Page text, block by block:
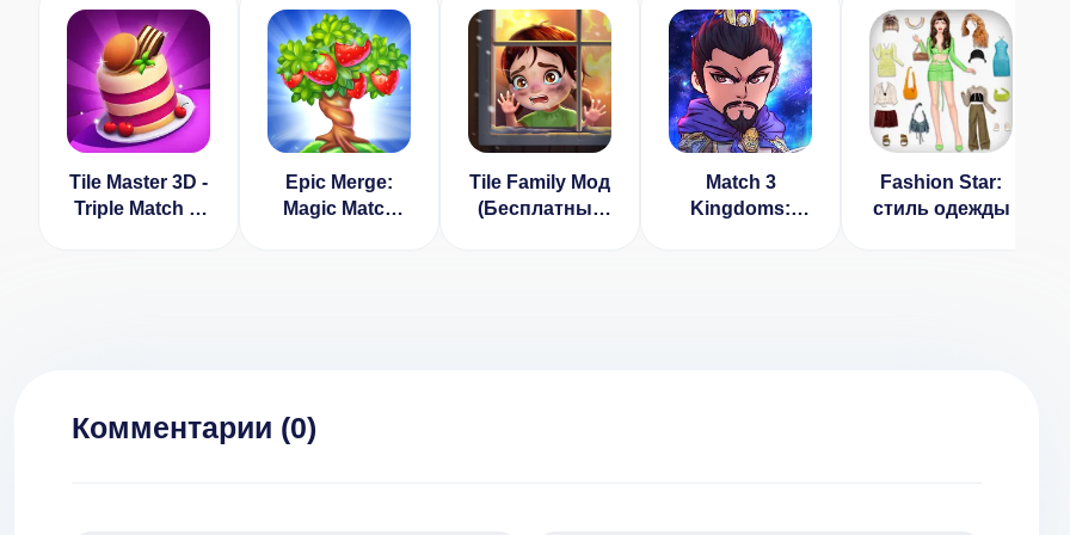
Tile Master 3D -
Triple Match &
Epic Merge:
Magic Match
Tile Family Мод
(Бесплатные
Match 3
Kingdoms:
Fashion Star:
стиль одежды
Комментарии (0)